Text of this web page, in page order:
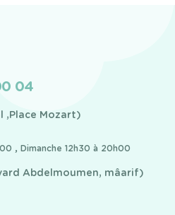
04
,Place Mozart)
, Dimanche 12h30 à 20h00
Abdelmoumen, mâarif)